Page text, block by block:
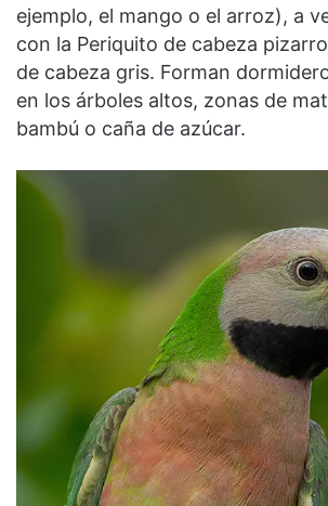
ejemplo, el mango o el arroz), a
con la Periquito de cabeza
de cabeza gris. Forman
en los árboles altos, zonas de
bambú o caña de azúcar.